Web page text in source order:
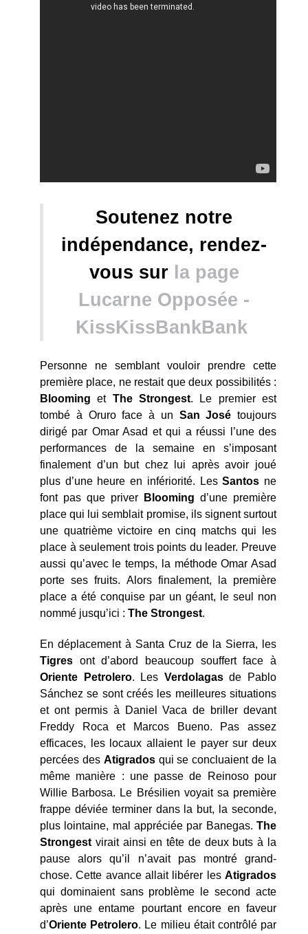
Soutenez notre
indépendance, rendez-
vous sur la page
Lucarne Opposée -
KissKissBankBank
Personne ne semblant vouloir prendre cette
première place, ne restait que deux possibilités :
Blooming et The Strongest. Le premier est
tombé à Oruro face à un San José toujours
dirigé par Omar Asad et qui a réussi l’une des
performances de la semaine en s’imposant
finalement d’un but chez lui après avoir joué
plus d’une heure en infériorité. LesSantos ne
font pas que priver
Blooming d’une première
place qui lui semblait promise, ils signent surtout
une quatrième victoire en cinq matchs qui les
place à seulement trois points du leader. Preuve
aussi qu’avec le temps, la méthode Omar Asad
porte ses fruits. Alors finalement, la première
place a été conquise par un géant, le seul non
nommé jusqu’ici : The Strongest.
En déplacement à Santa Cruz de la Sierra, les
Tigres ont d’abord beaucoup souffert face à
Oriente
Petrolero. Les Verdolagasde Pablo
Sánchez se sont créés les meilleures situations
et ont permis à Daniel Vaca de briller devant
Freddy Roca et Marcos Bueno. Pas assez
efficaces, les locaux allaient le payer sur deux
percées des Atigradosqui se concluaient de la
même manière : une passe de Reinoso pour
Willie Barbosa. Le Brésilien voyait sa première
frappe déviée terminer dans la but, la seconde,
plus lointaine, mal appréciée par Banegas. The
Strongest virait ainsi en tête de deux buts à la
pause alors qu’il n’avait pas montré grand-
chose. Cette avance allait libérer les Atigrados
qui dominaient sans problème le second acte
après une entame pourtant encore en faveur
d’Oriente Petrolero. Le milieu était contrôlé par